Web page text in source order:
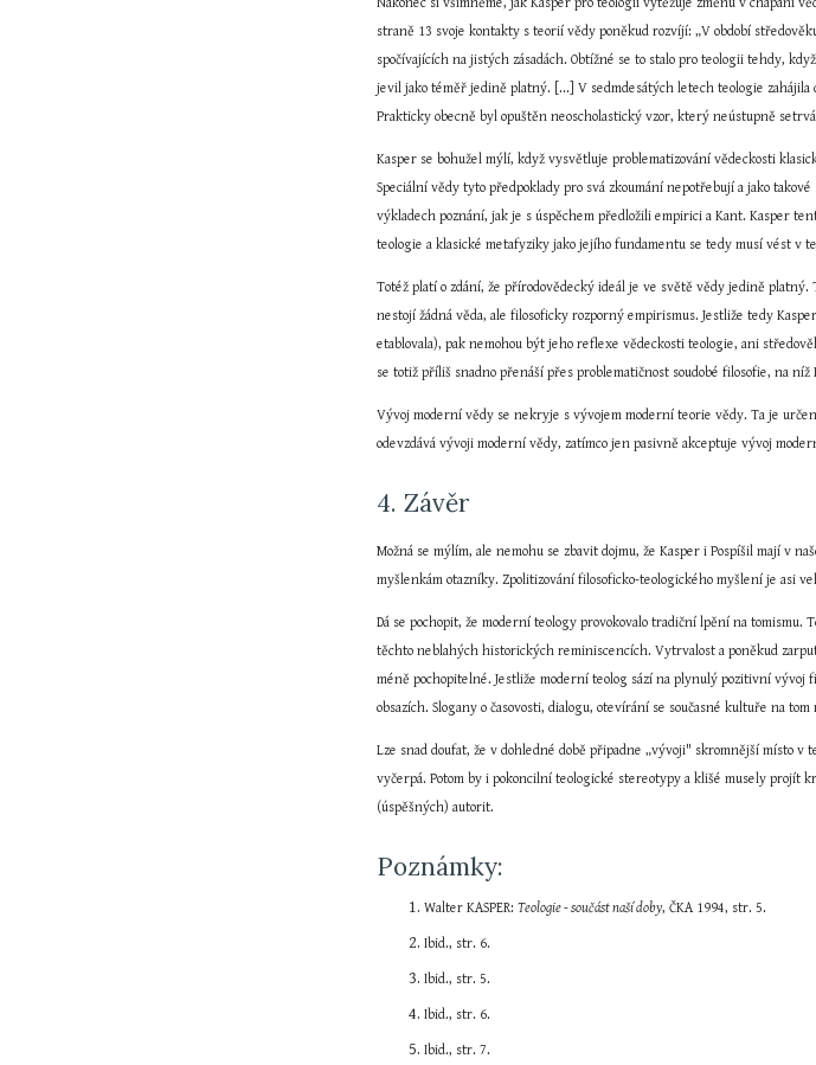
straně 13 svoje kontakty s teorií vědy poněkud rozvíjí: „V období
spočívajících na jistých zásadách. Obtížné se to stalo pro teologii tehdy,
jevil jako téměř jedině platný. [...] V sedmdesátých letech teologie
Prakticky obecně byl opuštěn neoscholastický vzor, který neústupně
Kasper se bohužel mýlí, když vysvětluje problematizování vědeckosti
Speciální vědy tyto předpoklady pro svá zkoumání nepotřebují a jako
výkladech poznání, jak je s úspěchem předložili empirici a Kant. Kasper
teologie a klasické metafyziky jako jejího fundamentu se tedy musí vést v
Totéž platí o zdání, že přírodovědecký ideál je ve světě vědy jedině
nestojí žádná věda, ale filosoficky rozporný empirismus. Jestliže tedy
etablovala), pak nemohou být jeho reflexe vědeckosti teologie, ani
se totiž příliš snadno přenáší přes problematičnost soudobé filosofie, na
Vývoj moderní vědy se nekryje s vývojem moderní teorie vědy. Ta je
odevzdává vývoji moderní vědy, zatímco jen pasivně akceptuje vývoj
4. Závěr
Možná se mýlím, ale nemohu se zbavit dojmu, že Kasper i Pospíšil mají v
myšlenkám otazníky. Zpolitizování filosoficko-teologického myšlení je asi
Dá se pochopit, že moderní teology provokovalo tradiční lpění na
těchto neblahých historických reminiscencích. Vytrvalost a poněkud
méně pochopitelné. Jestliže moderní teolog sází na plynulý pozitivní vývoj
obsazích. Slogany o časovosti, dialogu, otevírání se současné kultuře na
Lze snad doufat, že v dohledné době připadne „vývoji" skromnější místo
vyčerpá. Potom by i pokoncilní teologické stereotypy a klišé musely projít
(úspěšných) autorit.
Poznámky:
Walter KASPER: Teologie - součást naší doby, ČKA 1994, str. 5.
Ibid., str. 6.
Ibid., str. 5.
Ibid., str. 6.
Ibid., str. 7.